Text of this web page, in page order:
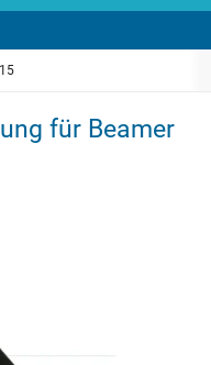
für Beamer